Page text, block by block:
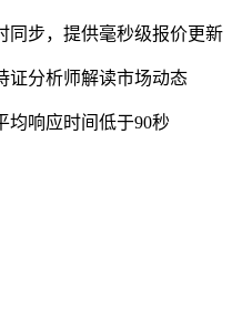
同步，提供毫秒级报价更新
证分析师解读市场动态
均响应时间低于90秒